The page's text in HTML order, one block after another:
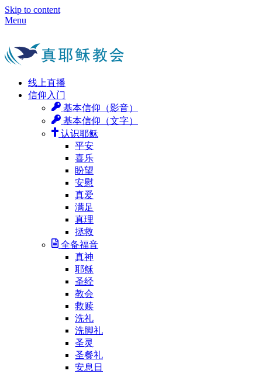
Skip to content
Menu
线上直播
信仰入门
基本信仰（影音）
基本信仰（文字）
认识耶稣
平安
喜乐
盼望
安慰
真爱
满足
真理
拯救
全备福音
真神
耶稣
圣经
教会
救赎
洗礼
洗脚礼
圣灵
圣餐礼
安息日